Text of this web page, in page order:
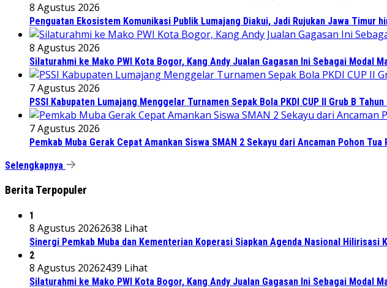
8 Agustus 2026
Penguatan Ekosistem Komunikasi Publik Lumajang Diakui, Jadi Rujukan Jawa Timur
8 Agustus 2026
Silaturahmi ke Mako PWI Kota Bogor, Kang Andy Jualan Gagasan Ini Sebagai Modal
7 Agustus 2026
PSSI Kabupaten Lumajang Menggelar Turnamen Sepak Bola PKDI CUP II Grub B
7 Agustus 2026
Pemkab Muba Gerak Cepat Amankan Siswa SMAN 2 Sekayu dari Ancaman Pohon Tua
Selengkapnya
Berita Terpopuler
1
8 Agustus 20262638 Lihat
Sinergi Pemkab Muba dan Kementerian Koperasi Siapkan Agenda Nasional Hilirisasi
2
8 Agustus 20262439 Lihat
Silaturahmi ke Mako PWI Kota Bogor, Kang Andy Jualan Gagasan Ini Sebagai Modal